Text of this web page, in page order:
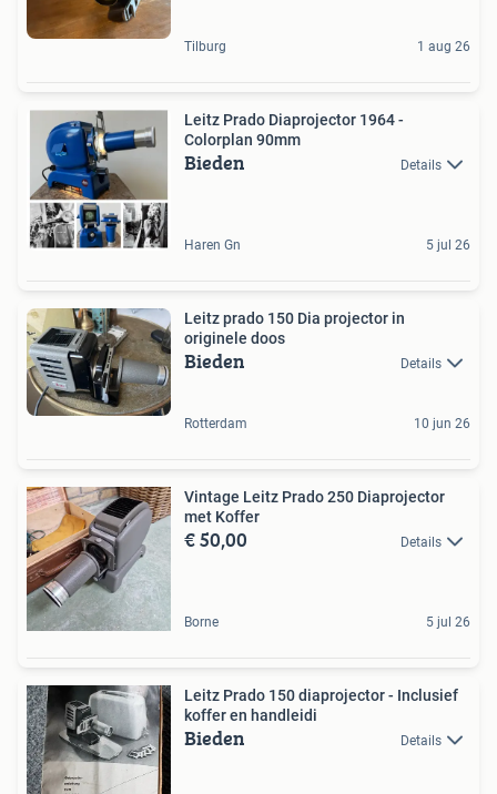
Tilburg 1 aug 26
Leitz Prado Diaprojector 1964 -
Colorplan 90mm
Bieden Details
Haren Gn 5 jul 26
Leitz prado 150 Dia projector in
originele doos
Bieden Details
Rotterdam 10 jun 26
Vintage Leitz Prado 250 Diaprojector
met Koffer
€ 50,00 Details
Borne 5 jul 26
Leitz Prado 150 diaprojector - Inclusief
koffer en handleidi
Bieden Details